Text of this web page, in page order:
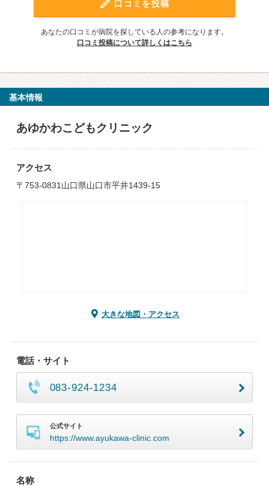
口コミを投稿
あなたの口コミが病院を探している人の参考になります。
口コミ投稿について詳しくはこちら
基本情報
あゆかわこどもクリニック
アクセス
〒753-0831山口県山口市平井1439-15
大きな地図・アクセス
電話・サイト
083-924-1234
公式サイト
https://www.ayukawa-clinic.com
名称